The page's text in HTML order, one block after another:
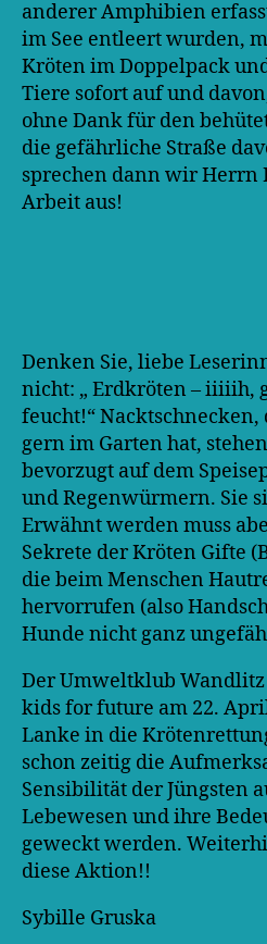
anderer Amphibien
im See entleert wurden,
Kröten im Doppelpack
Tiere sofort auf und
ohne Dank für den
die gefährliche Straße
sprechen dann wir Herrn
Arbeit aus!
Denken Sie, liebe
nicht: „ Erdkröten – iiiiih,
feucht!“
gern im Garten hat,
bevorzugt auf dem
und Regenwürmern. Sie
Erwähnt werden muss
Sekrete der Kröten Gifte
die beim Menschen
hervorrufen (also
Hunde nicht ganz
Der Umweltklub
kids for future am 22.
Lanke in die
schon zeitig die
Sensibilität der Jüngsten
Lebewesen und ihre
geweckt werden.
diese Aktion!!
Sybille Gruska